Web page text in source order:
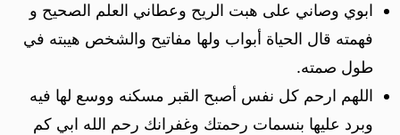
ابوي وصاني على هبت الريح وعطاني العلم الصحيح و
فهمته قال الحياة أبواب ولها مفاتيح والشخص هيبته في
طول صمته.
اللهم ارحم كل نفس أصبح القبر مسكنه ووسع لها فيه
وبرد عليها بنسمات رحمتك وغفرانك رحم الله ابي كم